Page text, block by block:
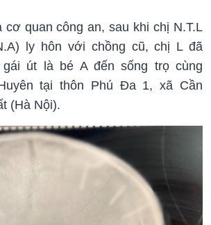
cơ quan công an, sau khi chị N.T.L
ly hôn với chồng cũ, chị L đã
gái út là bé A đến sống trọ cùng
tại thôn Phú Đa 1, xã Cần
(Hà Nội).